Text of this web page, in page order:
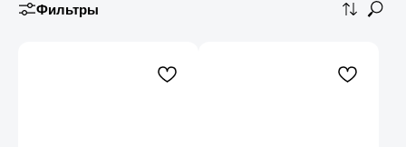
Фильтры